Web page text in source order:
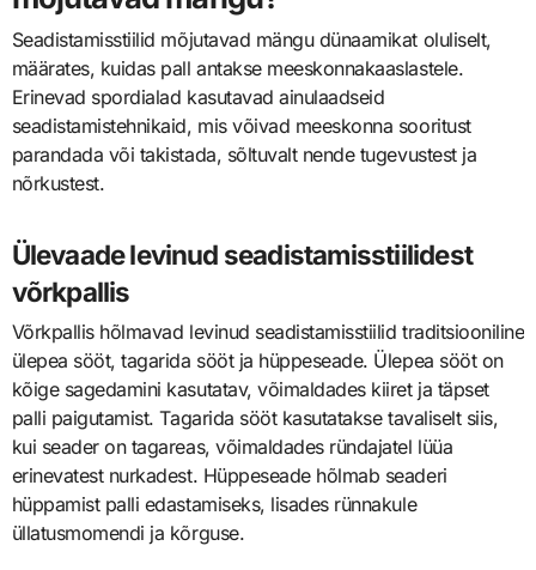
Seadistamisstiilid mõjutavad mängu dünaamikat oluliselt,
määrates, kuidas pall antakse meeskonnakaaslastele.
Erinevad spordialad kasutavad ainulaadseid
seadistamistehnikaid, mis võivad meeskonna sooritust
parandada või takistada, sõltuvalt nende tugevustest ja
nõrkustest.
Ülevaade levinud seadistamisstiilidest
võrkpallis
Võrkpallis hõlmavad levinud seadistamisstiilid traditsiooniline
ülepea sööt, tagarida sööt ja hüppeseade. Ülepea sööt on
kõige sagedamini kasutatav, võimaldades kiiret ja täpset
palli paigutamist. Tagarida sööt kasutatakse tavaliselt siis,
kui seader on tagareas, võimaldades ründajatel lüüa
erinevatest nurkadest. Hüppeseade hõlmab seaderi
hüppamist palli edastamiseks, lisades rünnakule
üllatusmomendi ja kõrguse.